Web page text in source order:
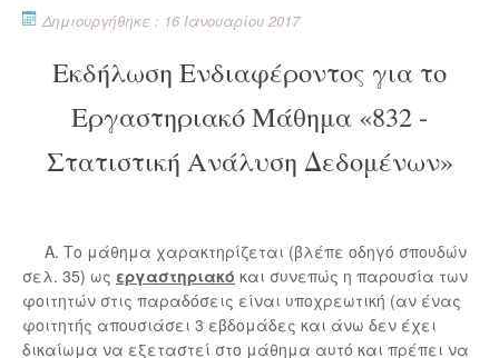
Δημιουργήθηκε : 16 Ιανουαρίου 2017
Εκδήλωση Ενδιαφέροντος για το
Εργαστηριακό Μάθημα «832 -
Στατιστική Ανάλυση Δεδομένων»
Α. Το μάθημα χαρακτηρίζεται (βλέπε οδηγό σπουδών
σελ. 35) ως εργαστηριακό και συνεπώς η παρουσία των
φοιτητών στις παραδόσεις είναι υποχρεωτική (αν ένας
φοιτητής απουσιάσει 3 εβδομάδες και άνω δεν έχει
δικαίωμα να εξεταστεί στο μάθημα αυτό και πρέπει να